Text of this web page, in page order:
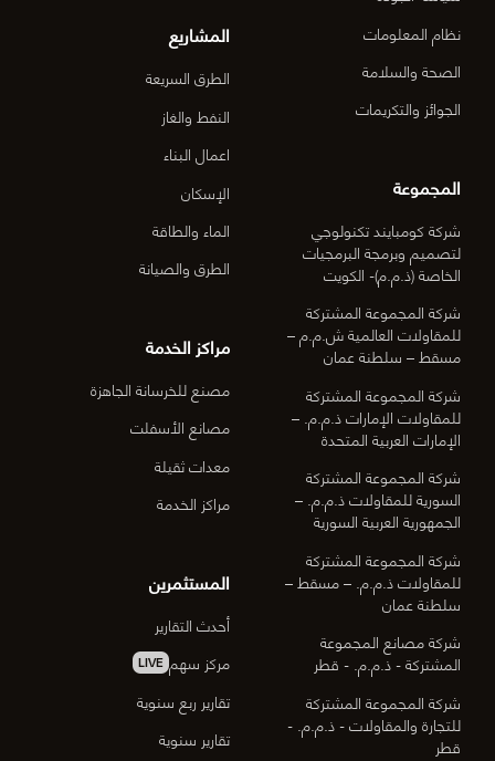
نظام المعلومات
الصحة والسلامة
الجوائز والتكريمات
المجموعة
شركة كومبايند تكنولوجي
لتصميم وبرمجة البرمجيات
الخاصة (ذ.م.م)- الكويت
شركة المجموعة المشتركة
للمقاولات العالمية ش.م.م –
مسقط – سلطنة عمان
شركة المجموعة المشتركة
للمقاولات الإمارات ذ.م.م. –
الإمارات العربية المتحدة
شركة المجموعة المشتركة
السورية للمقاولات ذ.م.م. –
الجمهورية العربية السورية
شركة المجموعة المشتركة
للمقاولات ذ.م.م. – مسقط –
سلطنة عمان
شركة مصانع المجموعة
المشتركة - ذ.م.م. - قطر
شركة المجموعة المشتركة
للتجارة والمقاولات - ذ.م.م. -
قطر
المشاريع
الطرق السريعة
النفط والغاز
اعمال البناء
الإسكان
الماء والطاقة
الطرق والصيانة
مراكز الخدمة
مصنع للخرسانة الجاهزة
مصانع الأسفلت
معدات ثقيلة
مراكز الخدمة
المستثمرين
أحدث التقارير
مركز سهم LIVE
تقارير ربع سنوية
تقارير سنوية